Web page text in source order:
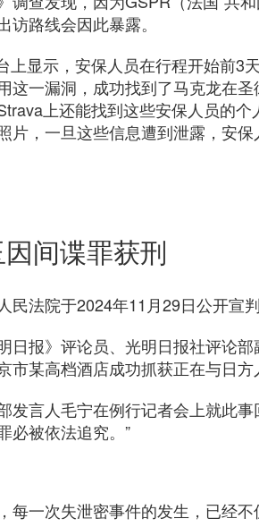
访路线会因此暴露。
上显示，安保人员在行程开始前3
这一漏洞，成功找到了马克龙在圣
上还能找到这些安保人员的
片，一旦这些信息遭到泄露，安
间谍罪获刑
民法院于2024年11月29日公开宣
日报》评论员、光明日报社评论
市某高档酒店成功抓获正在与日
发言人毛宁在例行记者会上就此
必被依法追究。”
每一次失泄密事件的发生，已经